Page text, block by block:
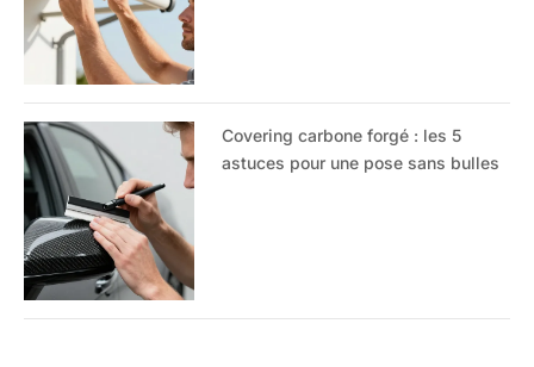
Covering carbone forgé : les 5
astuces pour une pose sans bulles